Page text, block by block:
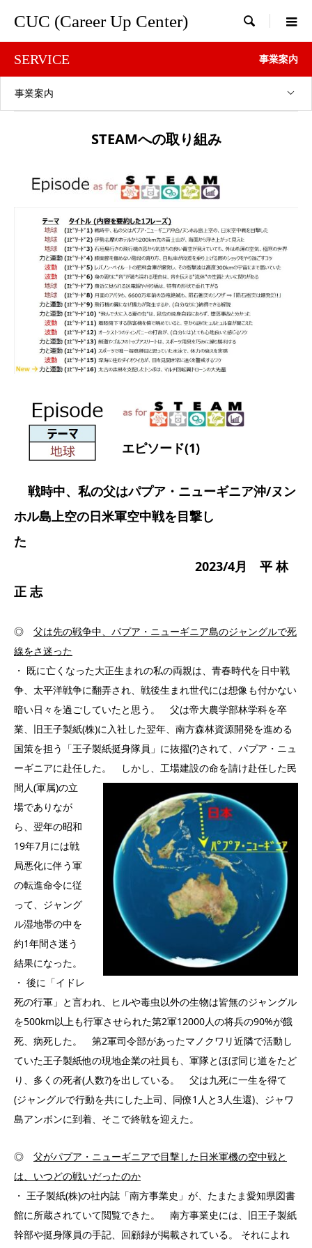
CUC (Career Up Center) 
SERVICE 事業案内
事業案内
STEAMへの取り組み
エピソード(1)
戦時中、私の父はパプア・ニューギニア沖/ヌン
ホル島上空の日米軍空中戦を目撃し
た
2023/4月 平 林
正 志
◎ 父は先の戦争中、パプア・ニューギニア島のジャングルで死
線をさ迷った
・ 既に亡くなった大正生まれの私の両親は、青春時代を日中戦
争、太平洋戦争に翻弄され、戦後生まれ世代には想像も付かない
暗い日々を過ごしていたと思う。 父は帝大農学部林学科を卒
業、旧王子製紙(株)に入社した翌年、南方森林資源開発を進める
国策を担う「王子製紙挺身隊員」に抜擢(?)されて、パプア・ニュ
ーギニアに赴任した。
しかし、工場建設の命を請け赴任した民
間人(軍属)の立
場でありなが
ら、翌年の昭和
19年7月には戦
局悪化に伴う軍
の転進命令に従
って、ジャング
ル湿地帯の中を
約1年間さ迷う
結果になった。
・ 後に「イドレ
死の行軍」と言われ、ヒルや毒虫以外の生物は皆無のジャングル
を500km以上も行軍させられた第2軍12000人の将兵の90%が餓
死、病死した。 第2軍司令部があったマノクワリ近隣で活動し
ていた王子製紙他の現地企業の社員も、軍隊とほぼ同じ道をたど
り、多くの死者(人数?)を出している。 父は九死に一生を得て
(ジャングルで行動を共にした上司、同僚1人と3人生還)、ジャワ
島アンボンに到着、そこで終戦を迎えた。
◎ 父がパプア・ニューギニアで目撃した日米軍機の空中戦と
は、いつどの戦いだったのか
・ 王子製紙(株)の社内誌「南方事業史」が、たまたま愛知県図書
館に所蔵されていて閲覧できた。 南方事業史には、旧王子製紙
幹部や挺身隊員の手記、回顧録が掲載されている。 それによれ